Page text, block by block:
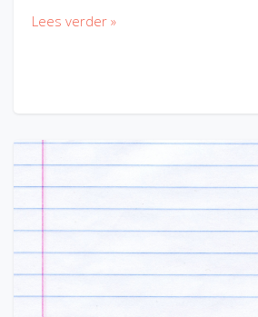
Lees verder »